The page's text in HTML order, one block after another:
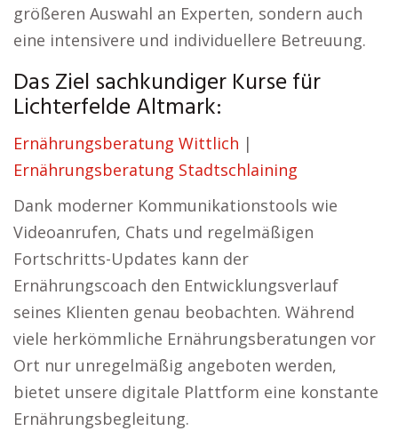
größeren Auswahl an Experten, sondern auch
eine intensivere und individuellere Betreuung.
Das Ziel sachkundiger Kurse für
Lichterfelde Altmark:
Ernährungsberatung Wittlich |
Ernährungsberatung Stadtschlaining
Dank moderner Kommunikationstools wie
Videoanrufen, Chats und regelmäßigen
Fortschritts-Updates kann der
Ernährungscoach den Entwicklungsverlauf
seines Klienten genau beobachten. Während
viele herkömmliche Ernährungsberatungen vor
Ort nur unregelmäßig angeboten werden,
bietet unsere digitale Plattform eine konstante
Ernährungsbegleitung.